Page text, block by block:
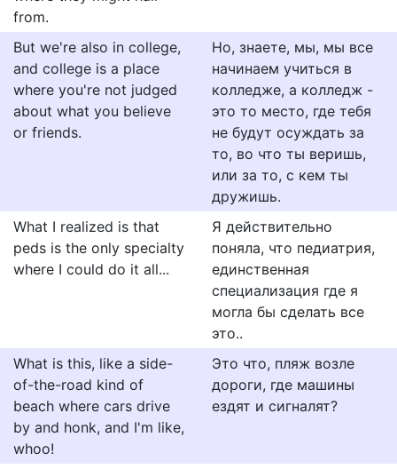
from.
But we're also in college,
and college is a place
where you're not judged
about what you believe
or friends.
Но, знаете, мы, мы все
начинаем учиться в
колледже, а колледж -
это то место, где тебя
не будут осуждать за
то, во что ты веришь,
или за то, с кем ты
дружишь.
What I realized is that
peds is the only specialty
where I could do it all...
Я действительно
поняла, что педиатрия,
единственная
специализация где я
могла бы сделать все
это..
What is this, like a side-
of-the-road kind of
beach where cars drive
by and honk, and I'm like,
whoo!
Это что, пляж возле
дороги, где машины
ездят и сигналят?